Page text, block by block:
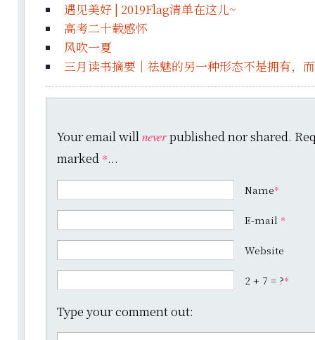
遇见美好 | 2019Flag清单在这儿~
高考二十载感怀
风吹一夏
三月读书摘要｜祛魅的另一种形态不是拥有，
Your email willneverpublished nor shared.
marked *...
Name*
E-mail *
Website
2 + 7 = ?*
Type your comment out: